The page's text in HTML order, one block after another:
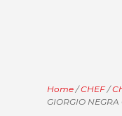
Home /CHEF /
GIORGIO NEGRA